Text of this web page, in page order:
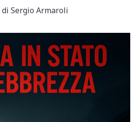
di Sergio Armaroli